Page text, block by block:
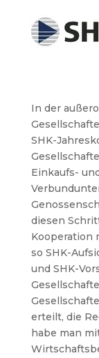
In der
SHK-
Einkaufs-
diesen
Kooperation
so SHK-
und SHK-
erteilt, die
habe man